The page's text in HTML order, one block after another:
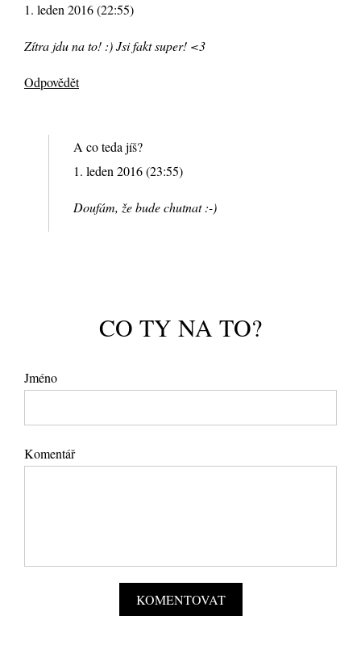
1. leden 2016 (22:55)
Zítra jdu na to! :) Jsi fakt super! <3
Odpovědět
A co teda jíš?
1. leden 2016 (23:55)
Doufám, že bude chutnat :-)
CO TY NA TO?
Jméno
Komentář